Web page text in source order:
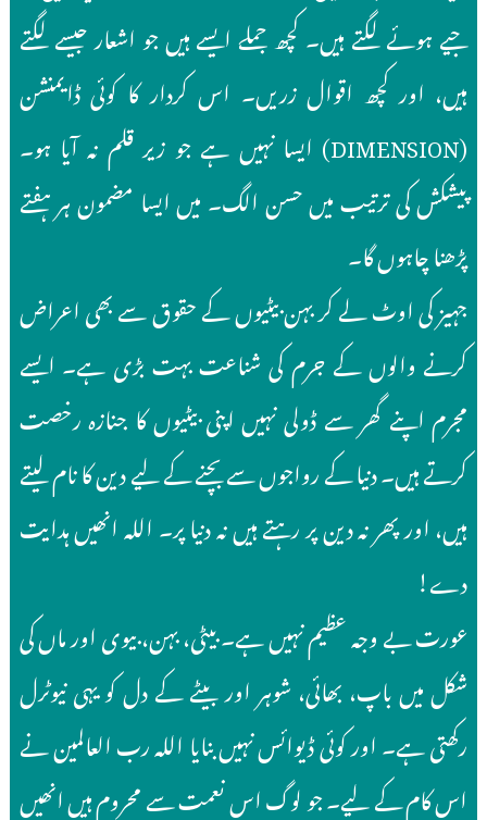
جیے ہوئے لگتے ہیں۔ کچھ جملے ایسے ہیں جو اشعار جیسے لگتے
ہیں، اور کچھ اقوال زریں۔ اس کردار کا کوئی ڈایمنشن
(DIMENSION) ایسا نہیں ہے جو زیر قلم نہ آیا ہو۔
پیشکش کی ترتیب میں حسن الگ۔ میں ایسا مضمون ہر ہفتے
پڑھنا چاہوں گا۔
جہیز کی اوٹ لے کر بہن بیٹیوں کے حقوق سے بھی اعراض
کرنے والوں کے جرم کی شناعت بہت بڑی ہے۔ ایسے
مجرم اپنے گھر سے ڈولی نہیں اپنی بیٹیوں کا جنازہ رخصت
کرتے ہیں۔ دنیا کے رواجوں سے بچنے کے لیے دین کا نام لیتے
ہیں، اور پھر نہ دین پر رہتے ہیں نہ دنیا پر۔ اللہ انھیں ہدایت
دے!
عورت بے وجہ عظیم نہیں ہے۔ بیٹی، بہن، بیوی اور ماں کی
شکل میں باپ، بھائی، شوہر اور بیٹے کے دل کو یہی نیوٹرل
رکھتی ہے۔ اور کوئی ڈیوائس نہیں بنایا اللہ رب العالمین نے
اس کام کے لیے۔ جو لوگ اس نعمت سے محروم ہیں انھیں